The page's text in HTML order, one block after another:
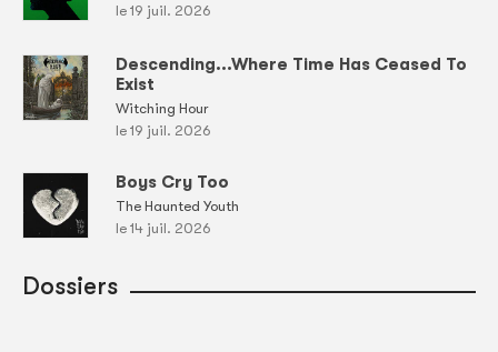
le 19 juil. 2026
Descending...Where Time Has Ceased To
Exist
Witching Hour
le 19 juil. 2026
Boys Cry Too
The Haunted Youth
le 14 juil. 2026
Dossiers